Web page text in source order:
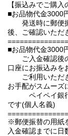
【振込みでご購入
■お品物代金3000
発送時に郵便振
後、ご確認いただ
■お品物代金3000
ご入金確認後の
口座にお振込みを
ご利用いただき
お手配がスムーズ
ペイペイ銀行
です(個人名義)
※郵便振替の用紙
入金確認までに日